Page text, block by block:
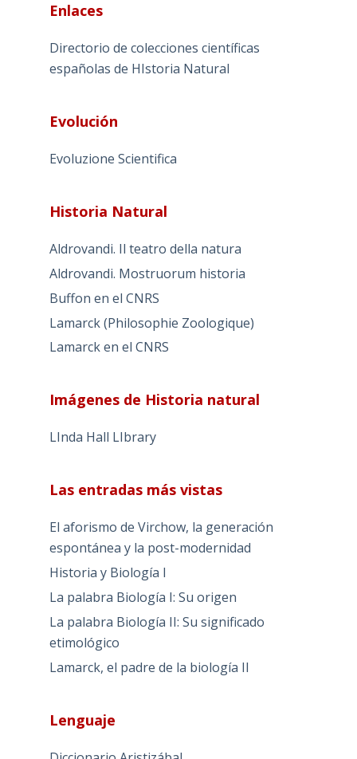
Enlaces
Directorio de colecciones científicas
españolas de HIstoria Natural
Evolución
Evoluzione Scientifica
Historia Natural
Aldrovandi. Il teatro della natura
Aldrovandi. Mostruorum historia
Buffon en el CNRS
Lamarck (Philosophie Zoologique)
Lamarck en el CNRS
Imágenes de Historia natural
LInda Hall LIbrary
Las entradas más vistas
El aforismo de Virchow, la generación
espontánea y la post-modernidad
Historia y Biología I
La palabra Biología I: Su origen
La palabra Biología II: Su significado
etimológico
Lamarck, el padre de la biología II
Lenguaje